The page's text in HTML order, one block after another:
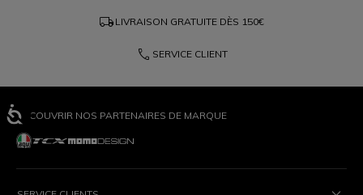
local_shipping LIVRAISON GRATUITE DÈS 150€
phone SERVICE CLIENT
DÉCOUVRIR NOS PARTENAIRES DE MARQUE